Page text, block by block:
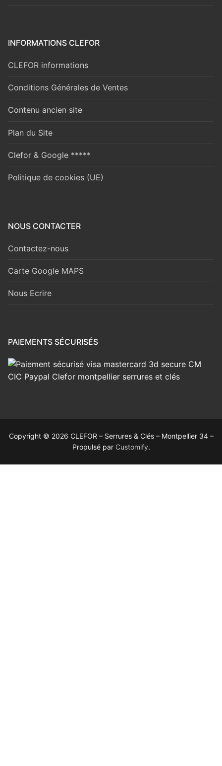
INFORMATIONS CLEFOR
CLEFOR informations
Conditions Générales de Ventes
Contenu ancien site
Plan du Site
Clefor & Google *****
Politique de cookies (UE)
NOUS CONTACTER
Contactez-nous
Carte Google MAPS
Nous Ecrire
PAIEMENTS SÉCURISÉS
Copyright © 2026 CLEFOR – Serrures & Clés – Montpellier 34 –
Propulsé par Customify.